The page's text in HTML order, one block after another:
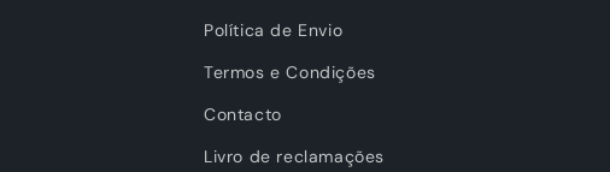
Política de Envio
Termos e Condições
Contacto
Livro de reclamações